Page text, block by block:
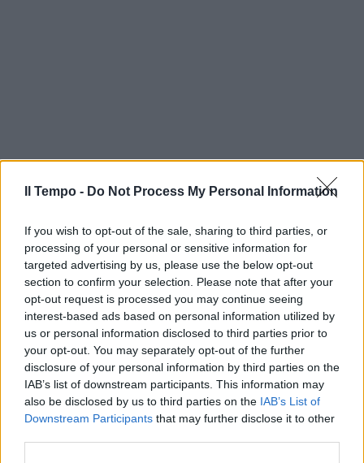
Il Tempo - Do Not Process My Personal Information
If you wish to opt-out of the sale, sharing to third parties, or
processing of your personal or sensitive information for
targeted advertising by us, please use the below opt-out
section to confirm your selection. Please note that after your
opt-out request is processed you may continue seeing
interest-based ads based on personal information utilized by
us or personal information disclosed to third parties prior to
your opt-out. You may separately opt-out of the further
disclosure of your personal information by third parties on the
IAB’s list of downstream participants. This information may
also be disclosed by us to third parties on the IAB’s List of
Downstream Participants that may further disclose it to other